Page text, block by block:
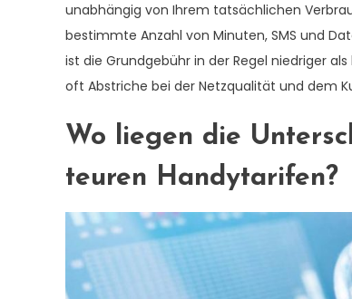
unabhängig von Ihrem tatsächlichen
bestimmte Anzahl von Minuten, SMS und
ist die Grundgebühr in der Regel niedriger
oft Abstriche bei der Netzqualität und dem
Wo liegen die
teuren Handytarifen?